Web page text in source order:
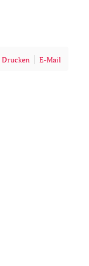
Drucken E-Mail